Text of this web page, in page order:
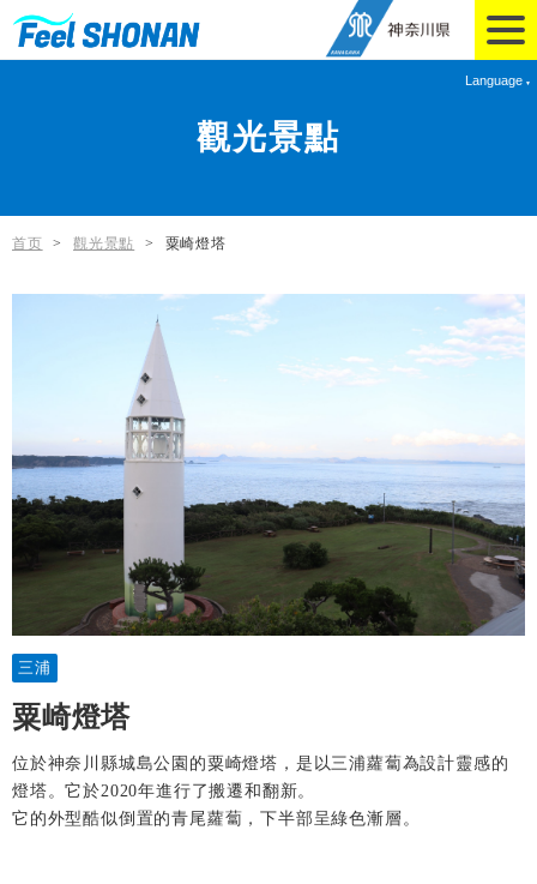
Language
觀光景點
首页 > 觀光景點 > 粟崎燈塔
三浦
粟崎燈塔
位於神奈川縣城島公園的粟崎燈塔，是以三浦蘿蔔為設計靈感的
燈塔。它於2020年進行了搬遷和翻新。
它的外型酷似倒置的青尾蘿蔔，下半部呈綠色漸層。